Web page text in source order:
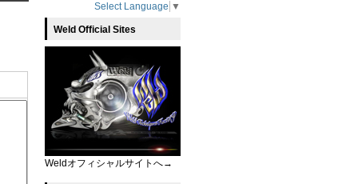
Select Language ▼
Weld Official Sites
Weldオフィシャルサイトへ→